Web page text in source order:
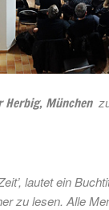
Herbig, München
lautet ein
zu lesen. Alle